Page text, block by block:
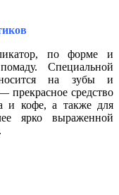
по форме и
Специальной
на зубы и
прекрасное средство
и кофе, а также для
ярко выраженной